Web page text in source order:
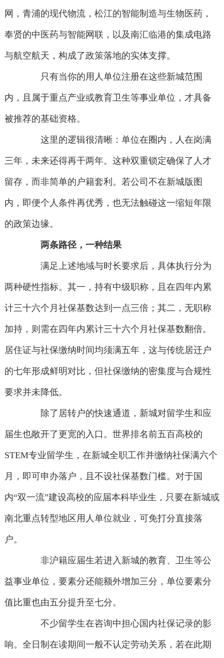
网，青浦的现代物流，松江的智能制造与生物医药，
奉贤的中医药与智能网联，以及南汇临港的集成电路
与航空航天，构成了政策落地的实体支撑。
只有当你的用人单位注册在这些新城范围
内，且属于重点产业或教育卫生等事业单位，才具备
被推荐的基础资格。
这里的逻辑很清晰：单位在圈内，人在岗满
三年，未来还得再干两年。这种双重锁定确保了人才
留存，而非简单的户籍套利。若公司不在新城版图
内，即便个人条件再优秀，也无法触碰这一缩短年限
的政策边缘。
两条路径，一种结果
满足上述地域与时长要求后，具体执行分为
两种硬性指标。其一，持有中级职称，且在四年内累
计三十六个月社保基数达到一点三倍；其二，无职称
加持，则需在四年内累计三十六个月社保基数翻倍。
居住证与社保缴纳时间均须满五年，这与传统居迁户
的七年形成鲜明对比，但社保缴纳的密集度与合规性
要求并未降低。
除了居转户的快速通道，新城对留学生和应
届生也敞开了更宽的入口。世界排名前五百高校的
STEM专业留学生，在新城全职工作并缴纳社保满六个
月，即可申办落户，且不设社保基数门槛。对于国
内“双一流”建设高校的应届本科毕业生，只要在新城或
南北重点转型地区用人单位就业，可免打分直接落
户。
非沪籍应届生若进入新城的教育、卫生等公
益事业单位，要素分还能额外增加三分，单位要素分
值比重也由五分提升至七分。
不少留学生在咨询中担心国内社保记录的影
响。全日制在读期间一般不认定劳动关系，若在此期